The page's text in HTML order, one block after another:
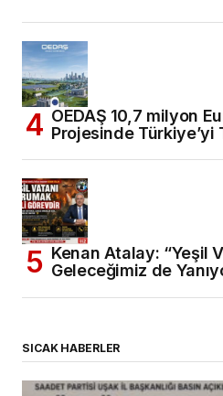
OEDAŞ 10,7 milyon
Projesinde Türkiye’yi
Kenan Atalay: “Yeşil
Geleceğimiz de
SICAK HABERLER